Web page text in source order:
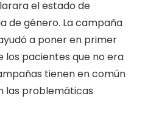
el estado de
de género. La campaña
a poner en primer
los pacientes que no era
tienen en común
las problemáticas